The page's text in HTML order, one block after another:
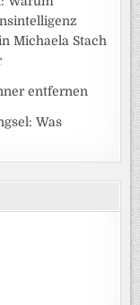
Michaela Stach
entfernen
Was